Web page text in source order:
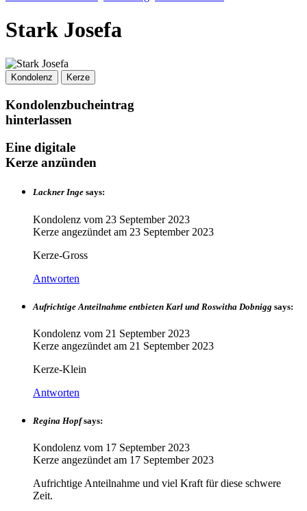
Stark Josefa
Kondolenz Kerze
Kondolenzbucheintrag
hinterlassen
Eine digitale
Kerze anzünden
Lackner Inge says:
Kondolenz vom 23 September 2023
Kerze angezündet am 23 September 2023
Kerze-Gross
Antworten
Aufrichtige Anteilnahme entbieten Karl und Roswitha Dobnigg says:
Kondolenz vom 21 September 2023
Kerze angezündet am 21 September 2023
Kerze-Klein
Antworten
Regina Hopf says:
Kondolenz vom 17 September 2023
Kerze angezündet am 17 September 2023
Aufrichtige Anteilnahme und viel Kraft für diese schwere
Zeit.